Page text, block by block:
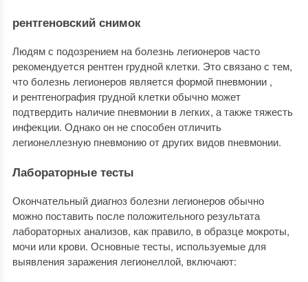
рентгеновский снимок
Людям с подозрением на болезнь легионеров часто
рекомендуется рентген грудной клетки. Это связано с тем,
что болезнь легионеров является формой пневмонии ,
и рентгенография грудной клетки обычно может
подтвердить наличие пневмонии в легких, а также тяжесть
инфекции. Однако он не способен отличить
легионеллезную пневмонию от других видов пневмонии.
Лабораторные тесты
Окончательный диагноз болезни легионеров обычно
можно поставить после положительного результата
лабораторных анализов, как правило, в образце мокроты,
мочи или крови. Основные тесты, используемые для
выявления заражения легионеллой, включают: